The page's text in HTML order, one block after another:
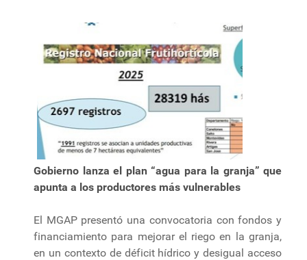
Gobierno lanza el plan “agua para la granja” que
apunta a los productores más vulnerables
El MGAP presentó una convocatoria con fondos y
financiamiento para mejorar el riego en la granja,
en un contexto de déficit hídrico y desigual acceso